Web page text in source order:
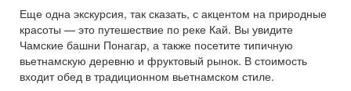
Еще одна экскурсия, так сказать, с акцентом на природные
красоты — это путешествие по реке Кай. Вы увидите
Чамские башни Понагар, а также посетите типичную
вьетнамскую деревню и фруктовый рынок. В стоимость
входит обед в традиционном вьетнамском стиле.